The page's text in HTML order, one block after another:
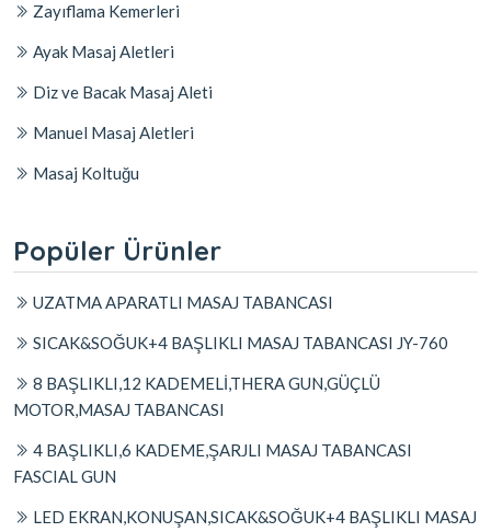
Zayıflama Kemerleri
Ayak Masaj Aletleri
Diz ve Bacak Masaj Aleti
Manuel Masaj Aletleri
Masaj Koltuğu
Popüler Ürünler
UZATMA APARATLI MASAJ TABANCASI
SICAK&SOĞUK+4 BAŞLIKLI MASAJ TABANCASI JY-760
8 BAŞLIKLI,12 KADEMELİ,THERA GUN,GÜÇLÜ
MOTOR,MASAJ TABANCASI
4 BAŞLIKLI,6 KADEME,ŞARJLI MASAJ TABANCASI
FASCIAL GUN
LED EKRAN,KONUŞAN,SICAK&SOĞUK+4 BAŞLIKLI MASAJ